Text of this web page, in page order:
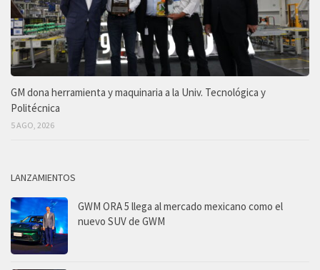
GM dona herramienta y maquinaria a la Univ. Tecnológica y
Politécnica
5 AGO, 2026
LANZAMIENTOS
GWM ORA 5 llega al mercado mexicano como el
nuevo SUV de GWM